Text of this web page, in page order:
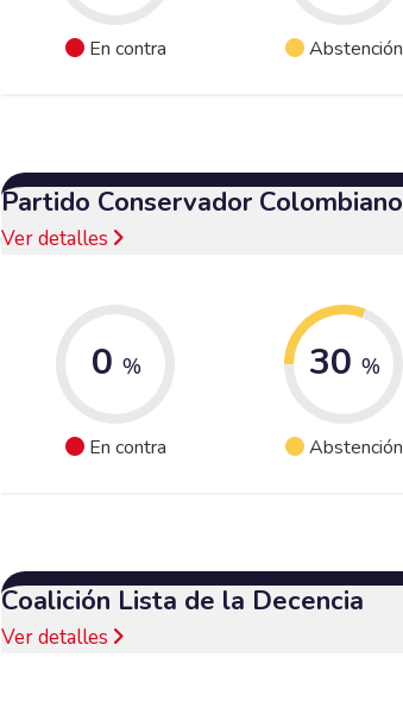
En contra Abstención
Partido Conservador Colombiano
Ver detalles
0 %
En contra
30 %
Abstención
Coalición Lista de la Decencia
Ver detalles